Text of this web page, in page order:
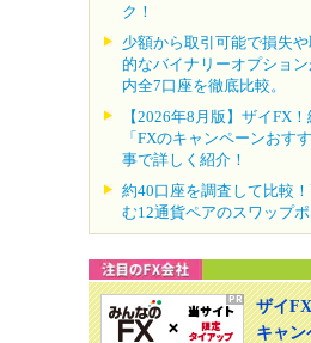
ク！
少額から取引可能で損失
的なバイナリーオプショ
内全7口座を徹底比較。
【2026年8月版】ザイFX
「FXのキャンペーンおす
事で詳しく紹介！
約40口座を調査して比較
む12通貨ペアのスワップ
ザイ
キャン